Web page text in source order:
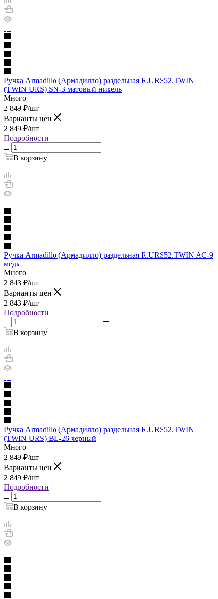
Ручка Armadillo (Армадилло) раздельная R.URS52.TWIN
(TWIN URS) SN-3 матовый никель
Много
2 849 ₽/шт
Варианты цен
2 849 ₽/шт
Подробности
В корзину
Ручка Armadillo (Армадилло) раздельная R.URS52.TWIN AC-9
медь
Много
2 843 ₽/шт
Варианты цен
2 843 ₽/шт
Подробности
В корзину
Ручка Armadillo (Армадилло) раздельная R.URS52.TWIN
(TWIN URS) BL-26 черный
Много
2 849 ₽/шт
Варианты цен
2 849 ₽/шт
Подробности
В корзину